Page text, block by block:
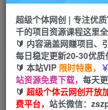
挂机
项目
脚本卡密
首页 创业课程 会员免费
游戏挂机挂机项目
超级个体网创 | 专注优
千的项目资源课程这里全
🔰 内容涵盖网赚项目、
每日稳定更新20-30优质
🔰 本站VIP 限时特惠，
站资源免费下载， 每天
🔰 超级个体云网创开放
费平台， 站长微信：